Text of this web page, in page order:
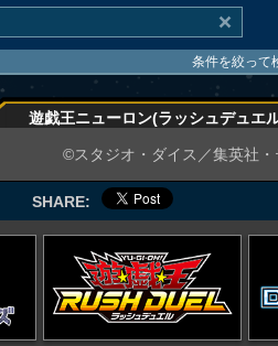
条件を絞って
遊戯王ニューロン(ラッシュデュエ
©スタジオ・ダイス／集英社
SHARE: